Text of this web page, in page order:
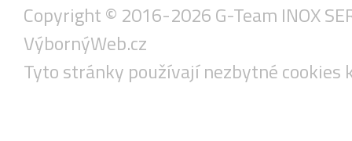
Copyright © 2016-2026 G-Team INOX
VýbornýWeb.cz
Tyto stránky používají nezbytné cookies